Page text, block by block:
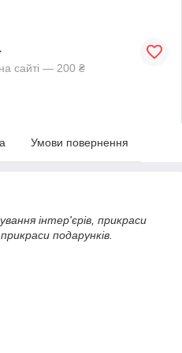
сайті — 200 ₴
Умови повернення
інтер'єрів, прикраси
подарунків.